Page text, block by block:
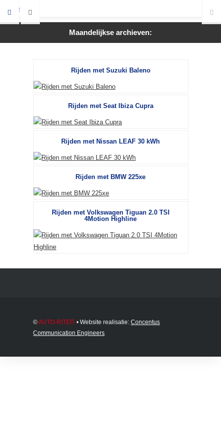
Maandelijkse archieven:
Rijden met Suzuki Baleno
Rijden met Seat Ibiza Cupra
Rijden met Nissan LEAF 30 kWh
Rijden met BMW 225xe
Rijden met Volkswagen Tiguan 2.0 TSI
4Motion Highline
©AUTO-RITEIT • Website realisatie:Concentus
Communication Engineers